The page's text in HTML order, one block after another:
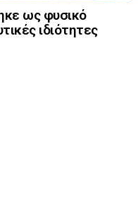
ως φυσικό
ιδιότητες